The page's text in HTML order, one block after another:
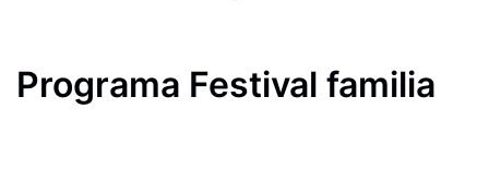
Programa Festival familia